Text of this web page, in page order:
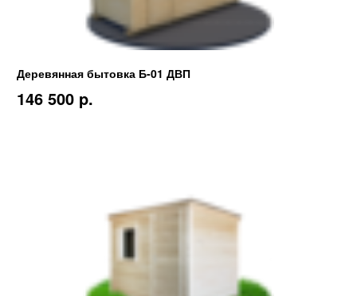
Деревянная бытовка Б-01 ДВП
146 500 p.